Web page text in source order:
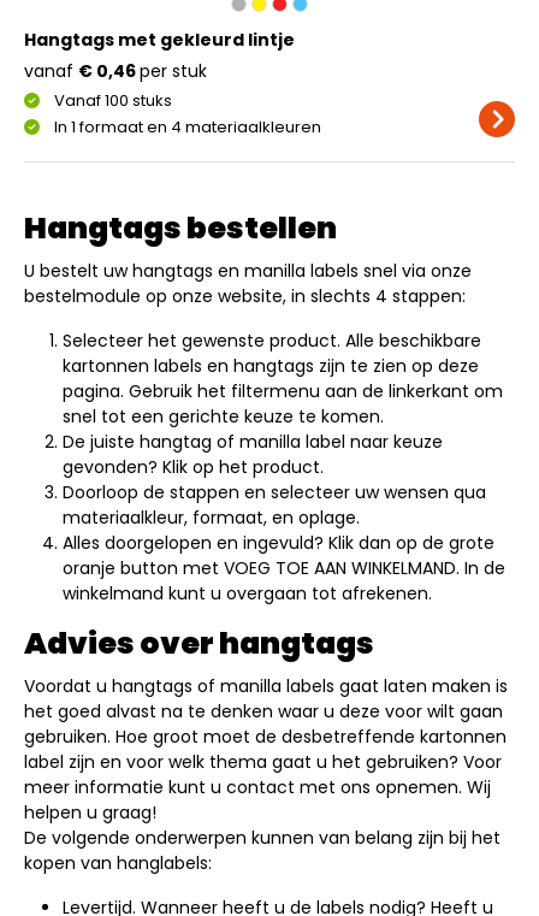
Hangtags met gekleurd lintje
Vanaf 100 stuks
In 1 formaat en 4 materiaalkleuren
vanaf € 0,46per stuk
Hangtags bestellen
U bestelt uw hangtags en manilla labels snel via onze
bestelmodule op onze website, in slechts 4 stappen:
Selecteer het gewenste product. Alle beschikbare
kartonnen labels en hangtags zijn te zien op deze
pagina. Gebruik het filtermenu aan de linkerkant om
snel tot een gerichte keuze te komen.
De juiste hangtag of manilla label naar keuze
gevonden? Klik op het product.
Doorloop de stappen en selecteer uw wensen qua
materiaalkleur, formaat, en oplage.
Alles doorgelopen en ingevuld? Klik dan op de grote
oranje button met VOEG TOE AAN WINKELMAND. In de
winkelmand kunt u overgaan tot afrekenen.
Advies over hangtags
Voordat u hangtags of manilla labels gaat laten maken is
het goed alvast na te denken waar u deze voor wilt gaan
gebruiken. Hoe groot moet de desbetreffende kartonnen
label zijn en voor welk thema gaat u het gebruiken? Voor
meer informatie kunt u contact met ons opnemen. Wij
helpen u graag!
De volgende onderwerpen kunnen van belang zijn bij het
kopen van hanglabels:
Levertijd. Wanneer heeft u de labels nodig? Heeft u